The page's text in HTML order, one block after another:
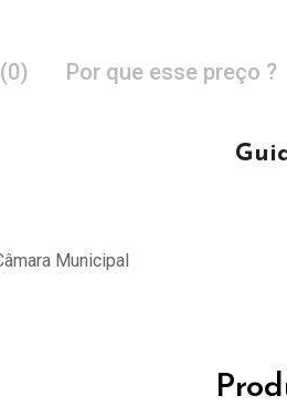
Por que esse preço ?
Municipal